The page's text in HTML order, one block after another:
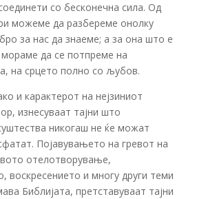
со бесконечна сила. Од
можеме да разбереме онолку
за нас да знаеме; а за она што е
да се потпреме на
на срцето полно со љубов.
и карактерот на нејзиниот
изнесуваат тајни што
никогаш не ќе можат
Појавувањето на гревот на
отелотворување,
воскресението и многу други теми
Библијата, претставуваат тајни